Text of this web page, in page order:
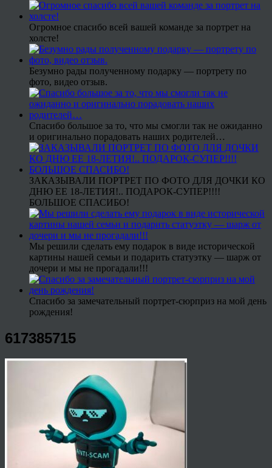
Огромное спасибо всей вашей команде за портрет на
холсте!
Безумно рады полученному подарку — портрету по
фото, видео отзыв.
Спасибо большое за то, что мы смогли так не ожиданно
и оригинально порадовать наших родителей…
ЗАКАЗЫВАЛИ ПОРТРЕТ ПО ФОТО ДЛЯ ДОЧКИ КО
ДНЮ ЕЕ 18-ЛЕТИЯ!.. ПОДАРОК-СУПЕР!!!!
БОЛЬШОЕ СПАСИБО!
Мы решили сделать ему подарок в виде исторической
картины нашей семьи и подарить статуэтку — шарж от
дочери и мы не прогадали!!!
Спасибо за замечательный портрет-сюрприз на мой день
рождения!
617385715